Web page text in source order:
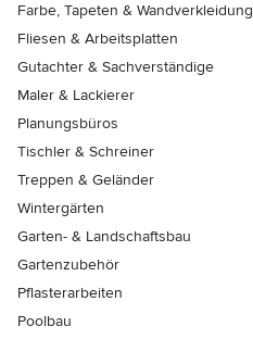
Farbe, Tapeten & Wandverkleidung
Fliesen & Arbeitsplatten
Gutachter & Sachverständige
Maler & Lackierer
Planungsbüros
Tischler & Schreiner
Treppen & Geländer
Wintergärten
Garten- & Landschaftsbau
Gartenzubehör
Pflasterarbeiten
Poolbau